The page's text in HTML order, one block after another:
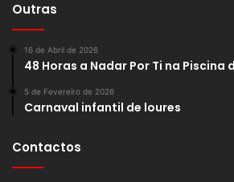
Outras
16 de Abril de 2026
48 Horas a Nadar Por Ti na Piscina
5 de Fevereiro de 2026
Carnaval infantil de loures
Contactos